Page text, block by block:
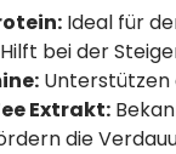
Ideal für
Hilft bei der
Unterstützen
Extrakt:
die